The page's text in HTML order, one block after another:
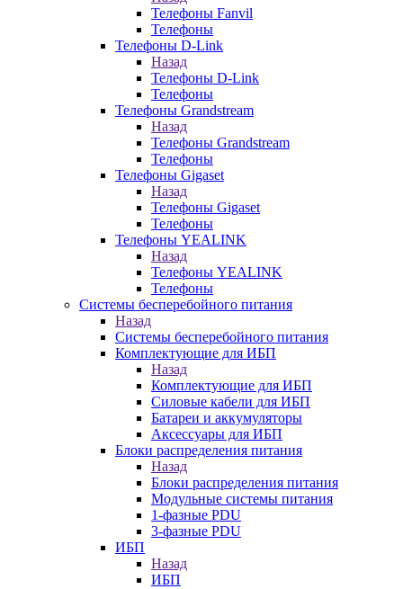
Телефоны Fanvil
Телефоны
Телефоны D-Link
Назад
Телефоны D-Link
Телефоны
Телефоны Grandstream
Назад
Телефоны Grandstream
Телефоны
Телефоны Gigaset
Назад
Телефоны Gigaset
Телефоны
Телефоны YEALINK
Назад
Телефоны YEALINK
Телефоны
Системы бесперебойного питания
Назад
Системы бесперебойного питания
Комплектующие для ИБП
Назад
Комплектующие для ИБП
Силовые кабели для ИБП
Батареи и аккумуляторы
Аксессуары для ИБП
Блоки распределения питания
Назад
Блоки распределения питания
Модульные системы питания
1-фазные PDU
3-фазные PDU
ИБП
Назад
ИБП